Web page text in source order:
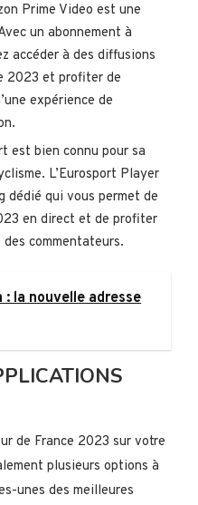
Prime Video est une
un abonnement à
accéder à des diffusions
2023 et profiter de
expérience de
est bien connu pour sa
L’Eurosport Player
dédié qui vous permet de
en direct et de profiter
commentateurs.
: la nouvelle adresse
de France 2023 sur votre
plusieurs options à
unes des meilleures